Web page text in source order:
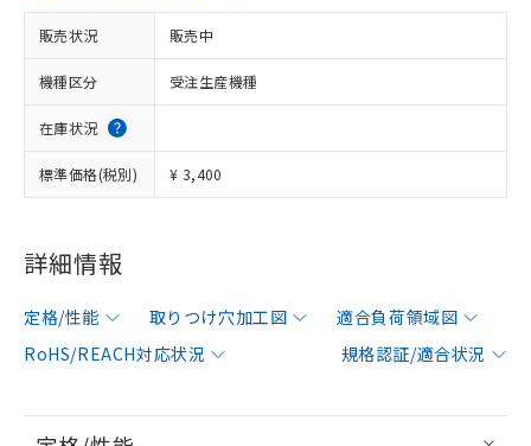
販売状況 販売中
機種区分 受注生産機種
在庫状況
標準価格(税別) ¥ 3,400
詳細情報
定格/性能 取りつけ穴加工図
適合負荷領域図
RoHS/REACH対応状況
規格認証/適合状況